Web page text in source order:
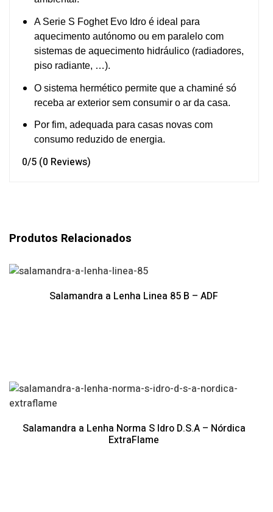
A Serie S Foghet Evo Idro é ideal para
aquecimento autónomo ou em paralelo com
sistemas de aquecimento hidráulico (radiadores,
piso radiante, …).
O sistema hermético permite que a chaminé só
receba ar exterior sem consumir o ar da casa.
Por fim, adequada para casas novas com
consumo reduzido de energia.
0/5 (0 Reviews)
Produtos Relacionados
Salamandra a Lenha Linea 85 B – ADF
Salamandra a Lenha Norma S Idro D.S.A – Nórdica
ExtraFlame